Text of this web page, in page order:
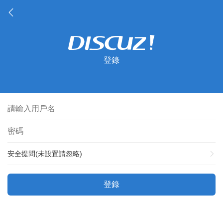
登錄
安全提問(未設置請忽略)
登錄